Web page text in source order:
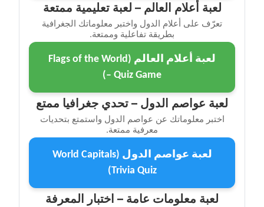
لعبة أعلام العالم – لعبة تعليمية ممتعة
تعرّف على أعلام الدول واختبر معلوماتك الجغرافية
بطريقة تفاعلية وممتعة.
لعبة أعلام العالم (Flags of the World
– Quiz Game)
لعبة عواصم الدول – تحدي جغرافيا ممتع
اختبر معلوماتك عن عواصم الدول واستمتع بتحديات
معرفية ممتعة.
لعبة عواصم الدول (World Capitals
Trivia Quiz)
لعبة معلومات عامة – اختبار المعرفة